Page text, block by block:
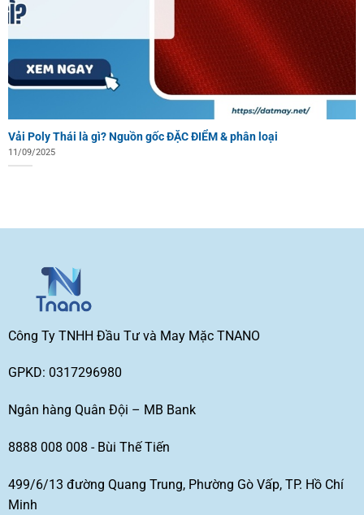
Vải Poly Thái là gì? Nguồn gốc ĐẶC ĐIỂM & phân loại
11/09/2025
Công Ty TNHH Đầu Tư và May Mặc TNANO
GPKD: 0317296980
Ngân hàng Quân Đội – MB Bank
8888 008 008 - Bùi Thế Tiến
499/6/13 đường Quang Trung, Phường Gò Vấp, TP. Hồ Chí
Minh